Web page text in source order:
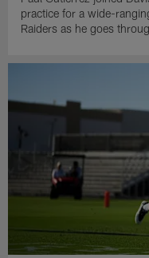
practice for a wide-
Raiders as he goes